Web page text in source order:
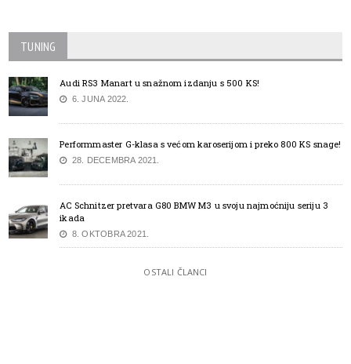
TUNING
Audi RS3 Manart u snažnom izdanju s 500 KS!
6. JUNA 2022.
Performmaster G-klasa s većom karoserijom i preko 800 KS snage!
28. DECEMBRA 2021.
AC Schnitzer pretvara G80 BMW M3 u svoju najmoćniju seriju 3
ikada
8. OKTOBRA 2021.
OSTALI ČLANCI